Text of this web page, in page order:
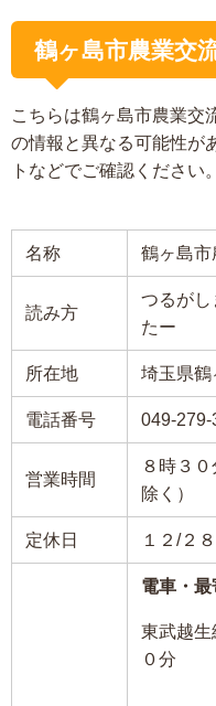
鶴ヶ島市農業交
こちらは鶴ヶ島市農業交
の情報と異なる可能性が
トなどでご確認ください。
名称 鶴ヶ島市
読み方
つるがし
たー
所在地 埼玉県鶴
電話番号 049-279-
営業時間
８時３
除く）
定休日 １２/２
電車・最
東武越
０分